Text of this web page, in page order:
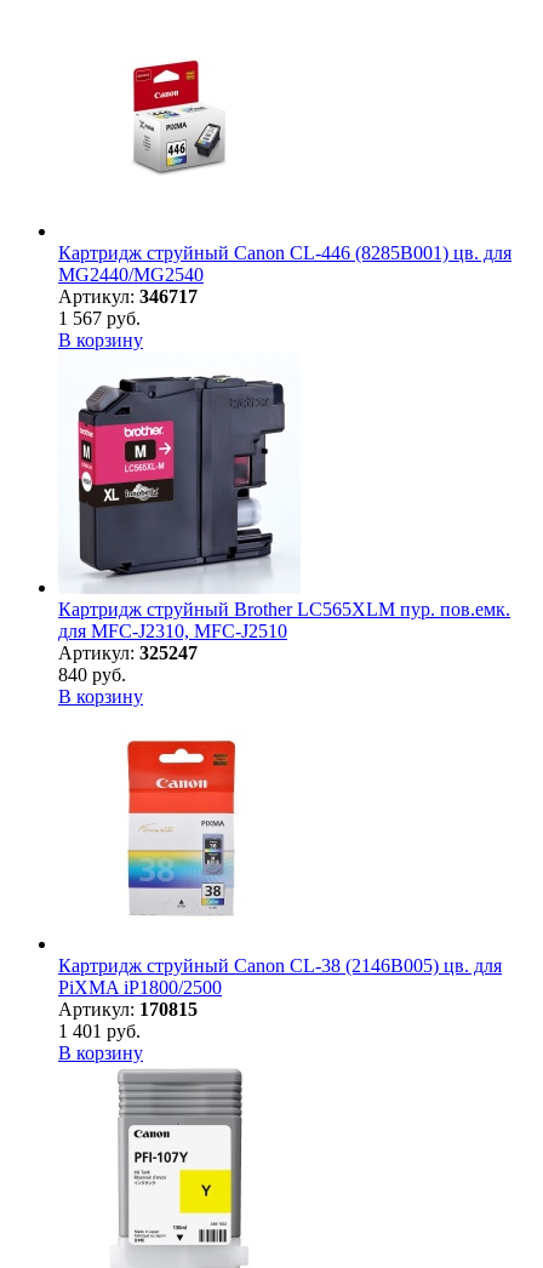
Картридж струйный Canon CL-446 (8285B001) цв. для
MG2440/MG2540
Артикул: 346717
1 567 руб.
В корзину
Картридж струйный Brother LC565XLM пур. пов.емк.
для MFC-J2310, MFC-J2510
Артикул: 325247
840 руб.
В корзину
Картридж струйный Canon CL-38 (2146B005) цв. для
PiXMA iP1800/2500
Артикул: 170815
1 401 руб.
В корзину